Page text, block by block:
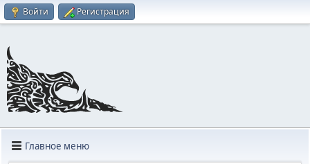
Войти Регистрация
Главное меню